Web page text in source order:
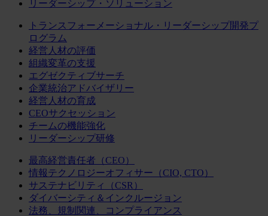
リーダーシップ・ソリューション
トランスフォーメーショナル・リーダーシップ開発プ
ログラム
経営人材の評価
組織変革の支援
エグゼクティブサーチ
企業統治アドバイザリー
経営人材の育成
CEOサクセッション
チームの機能強化
リーダーシップ研修
最高経営責任者（CEO）
情報テクノロジーオフィサー（CIO, CTO）
サステナビリティ（CSR）
ダイバーシティ＆インクルージョン
法務、規制関連、コンプライアンス